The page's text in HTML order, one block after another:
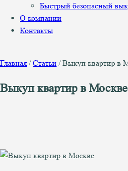
Быстрый безопасный
О компании
Контакты
Главная /Статьи /Выкуп квартир в
Выкуп квартир в